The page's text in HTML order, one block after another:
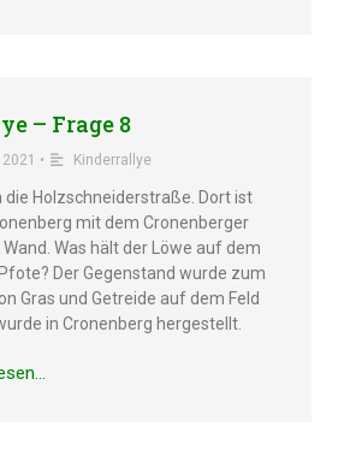
– Frage 8
• Kinder­ral­lye
die Holzschnei­der­stra­ße. Dort ist
mit dem Cronen­ber­ger
Was hält der Löwe auf dem
Der Gegen­stand wurde zum
Gras und Getrei­de auf dem Feld
in Cronen­berg hergestellt.